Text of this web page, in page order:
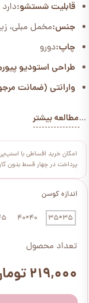
اندازه کوسن
35*35
40*40
تعداد محصول
۲۱۹,۰۰۰ تومان
قابلیت شستشو:دارد
جنس:مخمل مبلی،
چاپ:دورو
طراحی استودیو
وارانتی (ضمانت
...مطالعه بیشتر
امکان خرید اقساطی با
پرداخت در چهار قسط بدون